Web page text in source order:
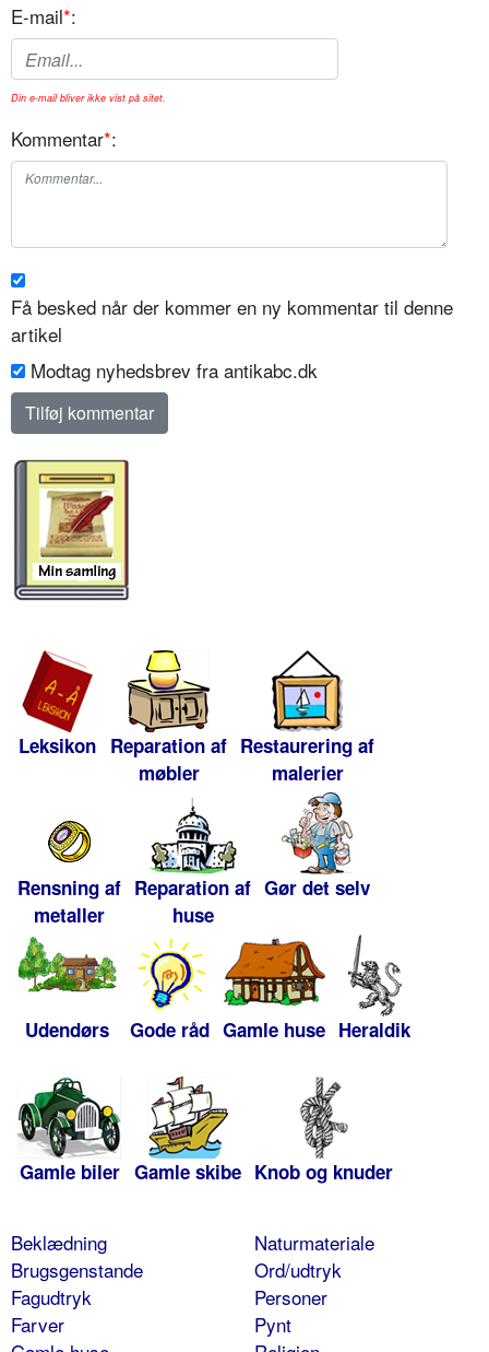
E-mail*:
Din e-mail bliver ikke vist på sitet.
Kommentar*:
Få besked når der kommer en ny kommentar til denne
artikel
Modtag nyhedsbrev fra antikabc.dk
Leksikon Reparation af
møbler
Restaurering af
malerier
Rensning af
metaller
Reparation af
huse
Gør det selv
Udendørs Gode råd Gamle huse Heraldik
Gamle biler Gamle skibe Knob og knuder
Beklædning
Brugsgenstande
Fagudtryk
Farver
Naturmateriale
Ord/udtryk
Personer
Pynt